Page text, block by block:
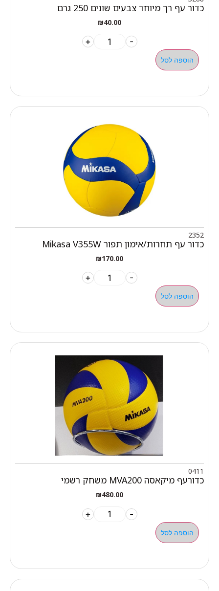
כדור עף רך מיוחד צבעים שונים 250 גרם
₪40.00
-
+
הוספה לסל
2352
כדור עף תחרות/אימון תפור Mikasa V355W
₪170.00
-
+
הוספה לסל
0411
כדורעף מיקאסה MVA200 משחק רשמי
₪480.00
-
+
הוספה לסל